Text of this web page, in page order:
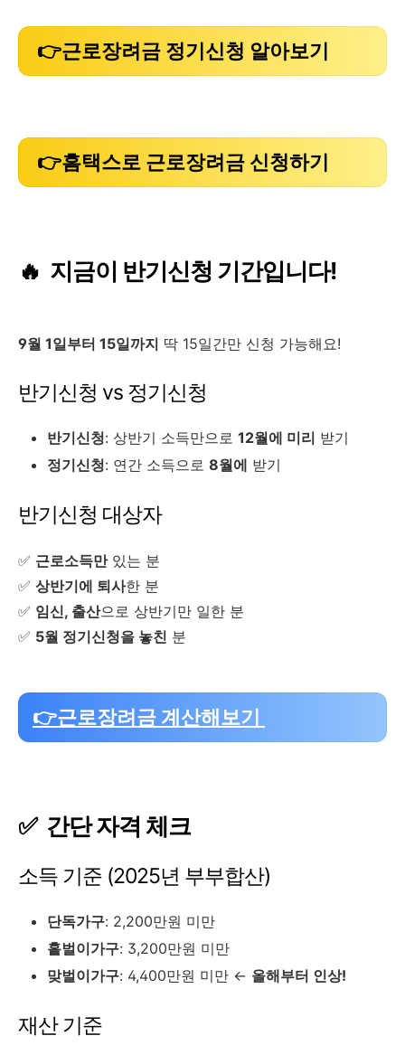
👉근로장려금 정기신청 알아보기
👉홈택스로 근로장려금 신청하기
🔥 지금이 반기신청 기간입니다!
9월 1일부터 15일까지 딱 15일간만 신청 가능해요!
반기신청 vs 정기신청
반기신청: 상반기 소득만으로 12월에 미리 받기
정기신청: 연간 소득으로 8월에 받기
반기신청 대상자
✅ 근로소득만있는 분
✅ 상반기에 퇴사한 분
✅ 임신, 출산으로 상반기만 일한 분
✅ 5월 정기신청을 놓친 분
👉근로장려금 계산해보기
✅ 간단 자격 체크
소득 기준 (2025년 부부합산)
단독가구: 2,200만원 미만
홑벌이가구: 3,200만원 미만
맞벌이가구: 4,400만원 미만 ← 올해부터 인상!
재산 기준